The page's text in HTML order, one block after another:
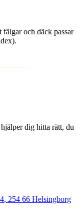
och däck passar
dig hitta rätt, du
, 254 66 Helsingborg